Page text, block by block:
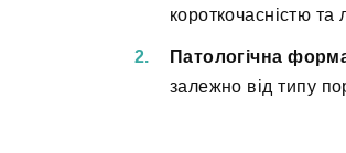
короткочасністю та
Патологічна
залежно від типу